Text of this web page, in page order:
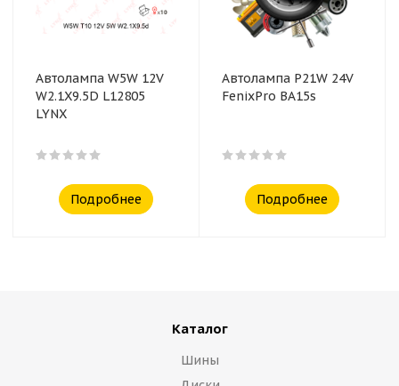
Автолампа W5W 12V
W2.1X9.5D L12805
LYNX
Подробнее
Автолампа P21W 24V
FenixPro BA15s
Подробнее
Каталог
Шины